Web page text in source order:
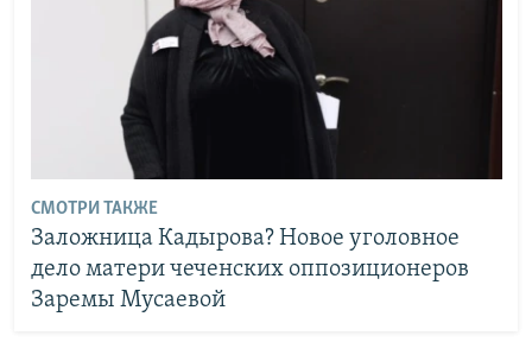
СМОТРИ ТАКЖЕ
Заложница Кадырова? Новое уголовное
дело матери чеченских оппозиционеров
Заремы Мусаевой